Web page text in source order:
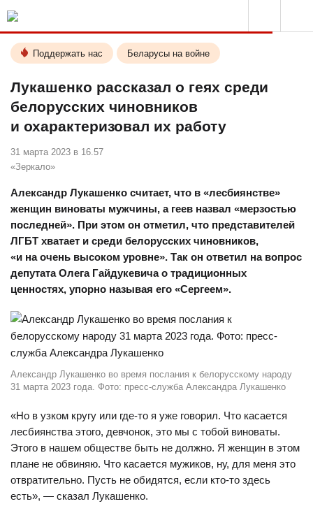
Поддержать нас Беларусы на войне
Лукашенко рассказал о геях среди
белорусских чиновников
и охарактеризовал их работу
31 марта 2023 в 16.57
«Зеркало»
Александр Лукашенко считает, что в «лесбиянстве»
женщин виноваты мужчины, а геев назвал «мерзостью
последней». При этом он отметил, что представителей
ЛГБТ хватает и среди белорусских чиновников,
«и на очень высоком уровне». Так он ответил на вопрос
депутата Олега Гайдукевича о традиционных
ценностях, упорно называя его «Сергеем».
Александр Лукашенко во время послания к белорусскому народу
31 марта 2023 года. Фото: пресс-служба Александра Лукашенко
«Но в узком кругу или где-то я уже говорил. Что касается
лесбиянства этого, девчонок, это мы с тобой виноваты.
Этого в нашем обществе быть не должно. Я женщин в этом
плане не обвиняю. Что касается мужиков, ну, для меня это
отвратительно. Пусть не обидятся, если кто-то здесь
есть», — сказал Лукашенко.